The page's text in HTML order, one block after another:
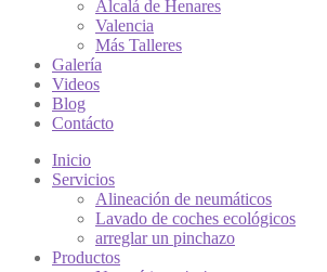
Alcalá de Henares
Valencia
Más Talleres
Galería
Videos
Blog
Contácto
Inicio
Servicios
Alineación de neumáticos
Lavado de coches ecológicos
arreglar un pinchazo
Productos